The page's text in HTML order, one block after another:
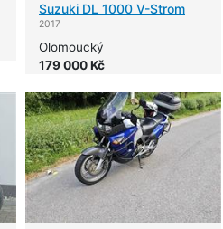
Suzuki DL 1000 V-Strom
2017
Olomoucký
179 000 Kč